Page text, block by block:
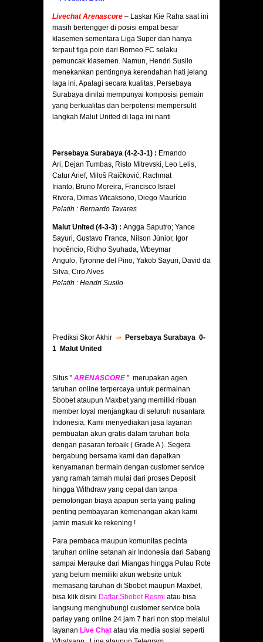
Livechat Arenascore – Laskar Kie Raha saat ini
masih bertengger di posisi empat besar
klasemen sementara Liga Super dan hanya
terpaut tiga poin dari Borneo FC selaku
pemuncak klasemen. Namun, Hendri Susilo
menekankan pentingnya kerendahan hati jelang
laga ini. Apalagi secara kualitas, Persebaya
Surabaya dinilai mempunyai komposisi pemain
yang berkualitas dan berpotensi mempersulit
langkah Malut United di laga ini nanti
Persebaya Surabaya (4-2-3-1) : Ernando
Ari; Dejan Tumbas, Risto Mitrevski, Leo Lelis,
Catur Arief, Miloš Raičković, Rachmat
Irianto, Bruno Moreira, Francisco Israel
Rivera, Dimas Wicaksono, Diego Maurício
Pelatih : Bernardo Tavares
Malut United (4-3-3) : Angga Saputro; Yance
Sayuri, Gustavo Franca, Nilson Júnior, Igor
Inocêncio, Ridho Syuhada, Wbeymar
Angulo, Tyronne del Pino, Yakob Sayuri, David da
Silva, Ciro Alves
Pelatih : Hendri Susilo
Prediksi Skor Akhir ⇒ Persebaya Surabaya 0-
1 Malut United
Situs ” ARENASCORE” merupakan agen
taruhan online terpercaya untuk permainan
Sbobet ataupun Maxbet yang memiliki ribuan
member loyal menjangkau di seluruh nusantara
Indonesia. Kami menyediakan jasa layanan
pembuatan akun gratis dalam taruhan bola
dengan pasaran terbaik ( Grade A ). Segera
bergabung bersama kami dan dapatkan
kenyamanan bermain dengan customer service
yang ramah tamah mulai dari proses Deposit
hingga Withdraw yang cepat dan tanpa
pemotongan biaya apapun serta yang paling
penting pembayaran kemenangan akan kami
jamin masuk ke rekening !
Para pembaca maupun komunitas pecinta
taruhan online setanah air Indonesia dari Sabang
sampai Merauke dari Miangas hingga Pulau Rote
yang belum memiliki akun website untuk
memasang taruhan di Sbobet maupun Maxbet,
bisa klik disini Daftar Sbobet Resmi atau bisa
langsung menghubungi customer service bola
parlay yang online 24 jam 7 hari non stop melalui
layanan Live Chat atau via media sosial seperti